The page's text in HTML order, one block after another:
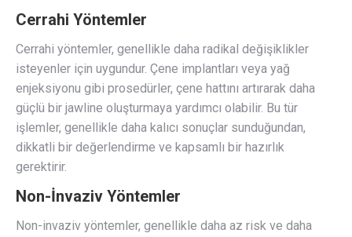
Cerrahi Yöntemler
Cerrahi yöntemler, genellikle daha radikal değişiklikler
isteyenler için uygundur. Çene implantları veya yağ
enjeksiyonu gibi prosedürler, çene hattını artırarak daha
güçlü bir jawline oluşturmaya yardımcı olabilir. Bu tür
işlemler, genellikle daha kalıcı sonuçlar sunduğundan,
dikkatli bir değerlendirme ve kapsamlı bir hazırlık
gerektirir.
Non-İnvaziv Yöntemler
Non-invaziv yöntemler, genellikle daha az risk ve daha